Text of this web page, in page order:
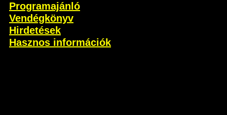
Programajánló
Vendégkönyv
Hirdetések
Hasznos információk